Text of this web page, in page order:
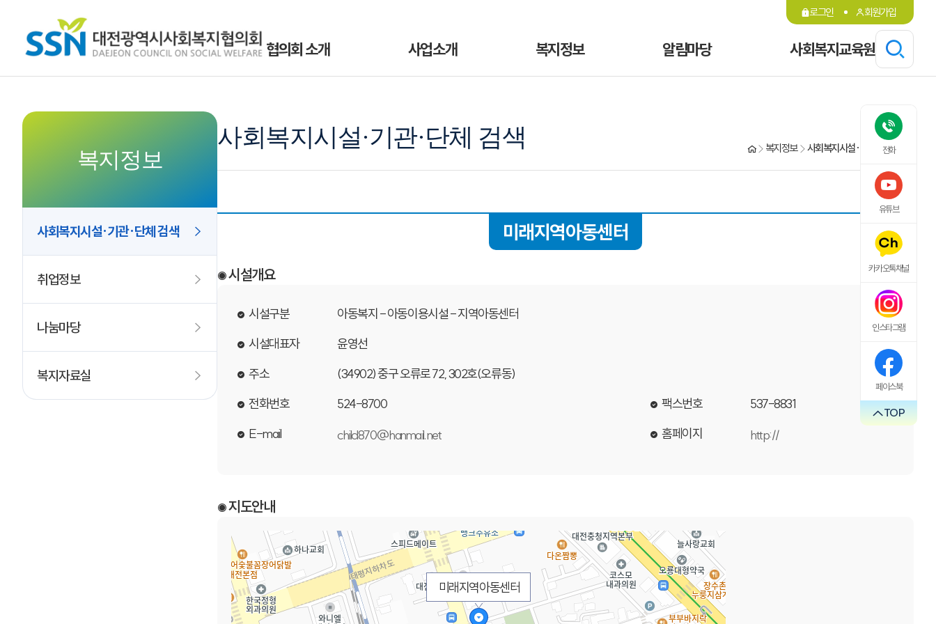
전화
유튜브
카카오톡채널
인스타그램
페이스북
TOP
로그인 회원가입
협의회 소개 사업소개 복지정보 알림마당 사회복지교육원
복지정보
사회복지시설·기관·단체 검색
취업정보
나눔마당
복지자료실
사회복지시설·기관·단체 검색 복지정보 사회복지시설·기관·단체 검색
미래지역아동센터
시설개요
시설구분
아동복지 - 아동이용시설 - 지역아동센터
시설대표자
윤영선
주소
(34902) 중구 오류로 72, 302호(오류동)
전화번호
524-8700 팩스번호
537-8831
E-mail
child870@hanmail.net 홈페이지 http://
지도안내
미래지역아동센터